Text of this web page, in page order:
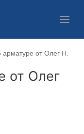
арматуре от Олег Н.
от Олег